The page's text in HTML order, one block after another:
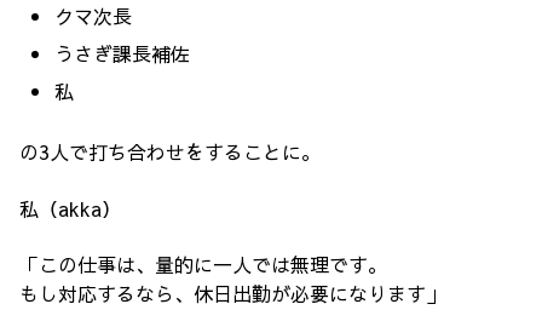
クマ次長
うさぎ課長補佐
私
の3人で打ち合わせをすることに。
私（akka）
「この仕事は、量的に一人では無理です。
もし対応するなら、休日出勤が必要になります」